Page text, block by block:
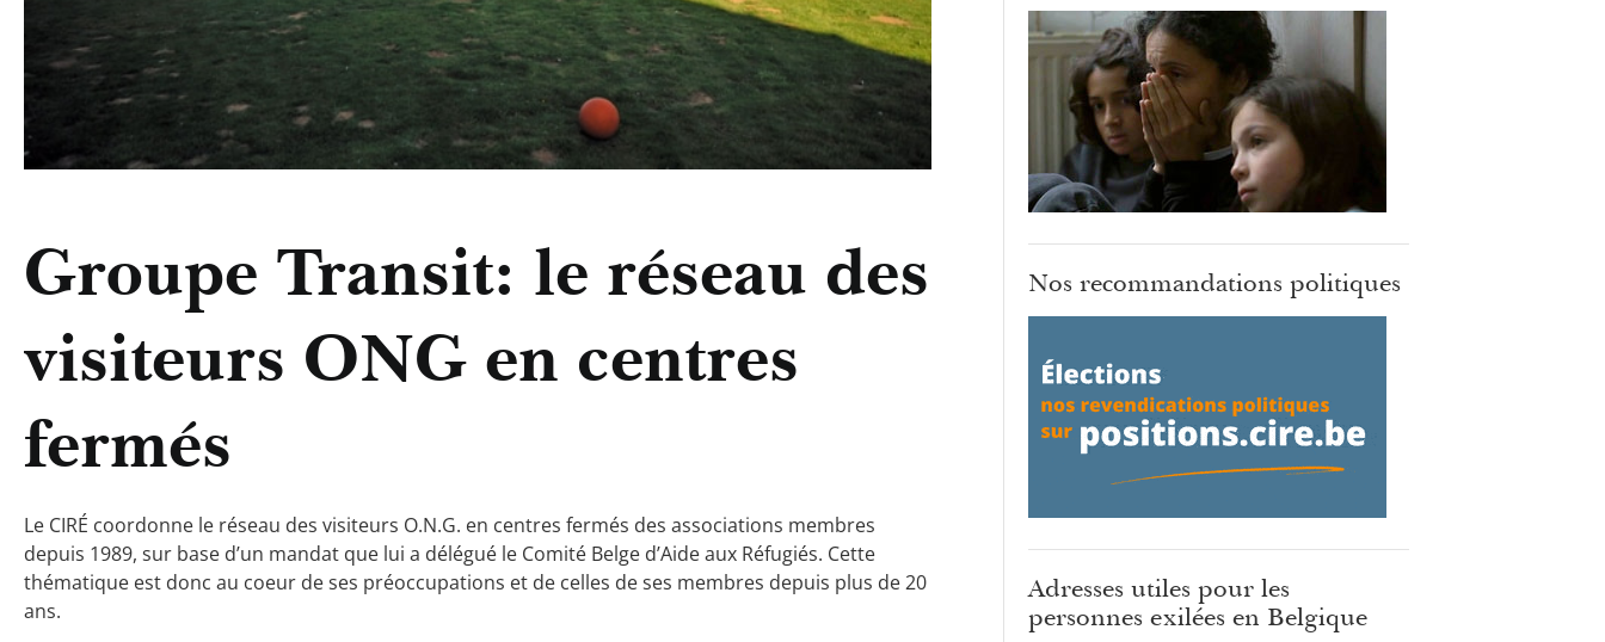
Groupe Transit: le réseau des
visiteurs ONG en centres
fermés
Le CIRÉ coordonne le réseau des visiteurs O.N.G. en centres fermés des associations membres
depuis 1989, sur base d’un mandat que lui a délégué le Comité Belge d’Aide aux Réfugiés. Cette
thématique est donc au coeur de ses préoccupations et de celles de ses membres depuis plus de 20
ans.
Nos recommandations politiques
Adresses utiles pour les
personnes exilées en Belgique